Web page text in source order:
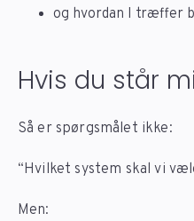
og hvordan I træffer
Hvis du står
Så er spørgsmålet ikke:
“Hvilket system skal vi
Men: